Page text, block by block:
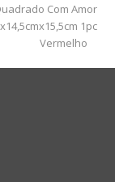
Com Amor
1pc
Vermelho